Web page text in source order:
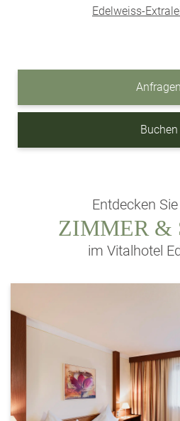
Edelweiss-
Anfragen
Buchen
Entdecken
ZIMMER &
im Vitalhotel